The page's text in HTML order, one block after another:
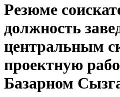
Резюме
должность
центральным
проектную
Базарном